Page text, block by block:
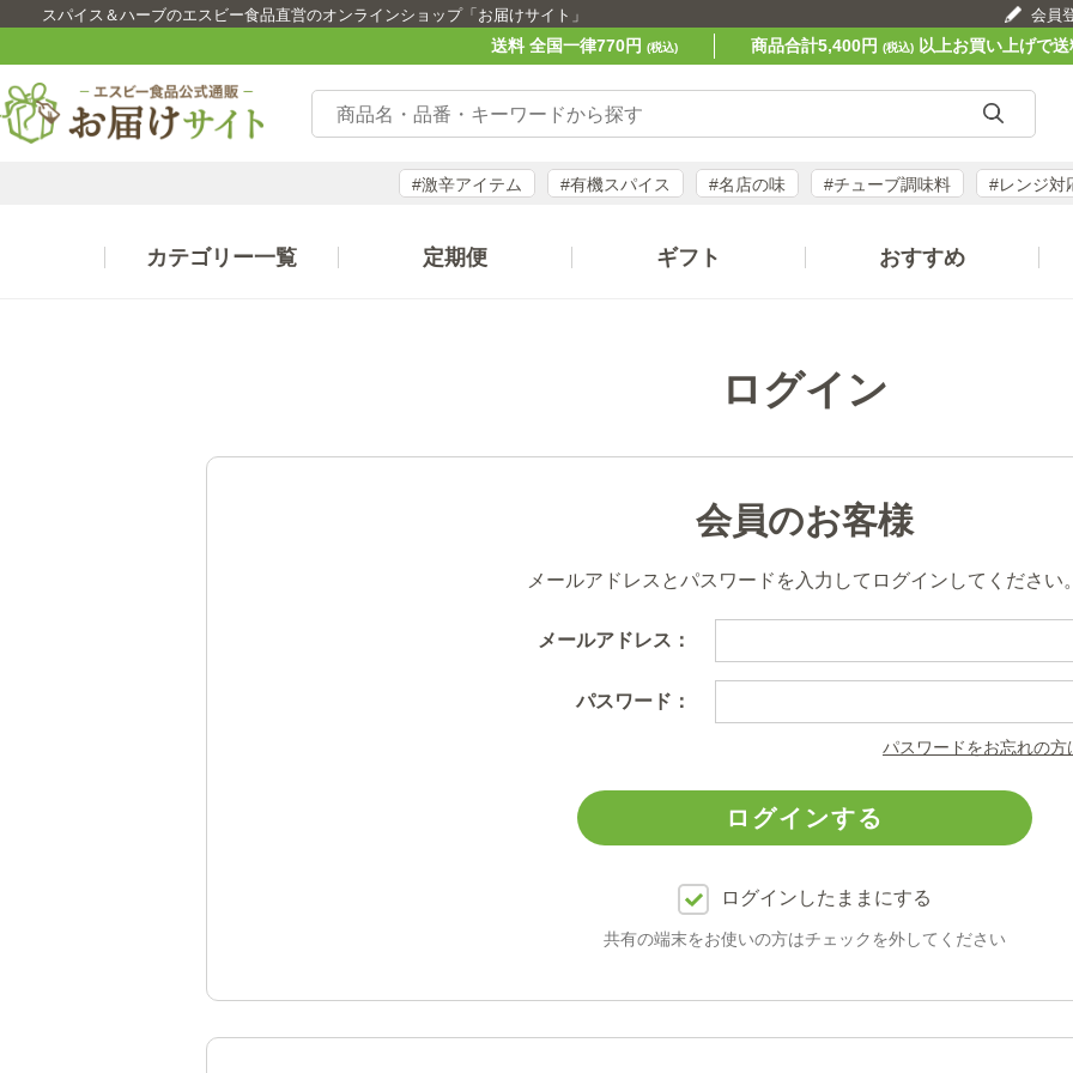
スパイス＆ハーブのエスビー食品直営のオンラインショップ「お届けサイト」 会員
送料 全国一律770円 (税込) 商品合計5,400円 (税込)以上お買い上げで送
#激辛アイテム #有機スパイス #名店の味 #チューブ調味料 #レンジ対
カテゴリー一覧 定期便 ギフト おすすめ
ログイン
会員のお客様
メールアドレスとパスワードを入力してログインしてください。
メールアドレス：
パスワード：
パスワードをお忘れの方
ログインしたままにする
共有の端末をお使いの方はチェックを外してください